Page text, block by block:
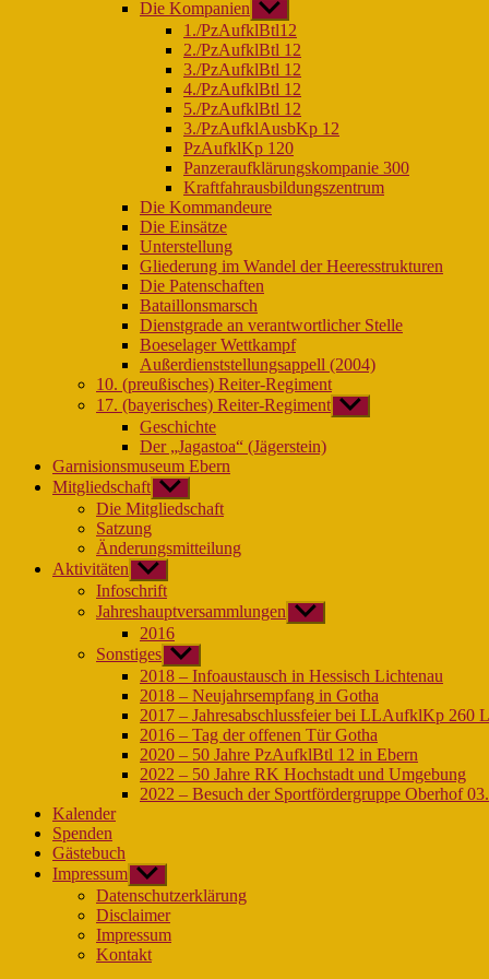
Die Kompanien Untermenü
anzeigen
1./PzAufklBtl12
2./PzAufklBtl 12
3./PzAufklBtl 12
4./PzAufklBtl 12
5./PzAufklBtl 12
3./PzAufklAusbKp 12
PzAufklKp 120
Panzeraufklärungskompanie 300
Kraftfahrausbildungszentrum
Die Kommandeure
Die Einsätze
Unterstellung
Gliederung im Wandel der Heeresstrukturen
Die Patenschaften
Bataillonsmarsch
Dienstgrade an verantwortlicher Stelle
Boeselager Wettkampf
Außerdienststellungsappell (2004)
10. (preußisches) Reiter-Regiment
17. (bayerisches) Reiter-Regiment Untermenü
anzeigen
Geschichte
Der „Jagastoa“ (Jägerstein)
Garnisionsmuseum Ebern
Mitgliedschaft Untermenü
anzeigen
Die Mitgliedschaft
Satzung
Änderungsmitteilung
Aktivitäten Untermenü
anzeigen
Infoschrift
Jahreshauptversammlungen Untermenü
anzeigen
2016
Sonstiges Untermenü
anzeigen
2018 – Infoaustausch in Hessisch Lichtenau
2018 – Neujahrsempfang in Gotha
2017 – Jahresabschlussfeier bei LLAufklKp 260
2016 – Tag der offenen Tür Gotha
2020 – 50 Jahre PzAufklBtl 12 in Ebern
2022 – 50 Jahre RK Hochstadt und Umgebung
2022 – Besuch der Sportfördergruppe Oberhof
Kalender
Spenden
Gästebuch
Impressum Untermenü
anzeigen
Datenschutzerklärung
Disclaimer
Impressum
Kontakt